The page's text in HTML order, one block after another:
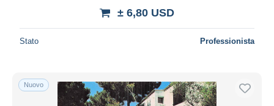
± 6,80 USD
Stato Professionista
Nuovo